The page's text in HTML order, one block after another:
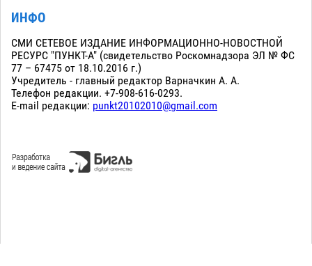
ИНФО
СМИ СЕТЕВОЕ ИЗДАНИЕ ИНФОРМАЦИОННО-НОВОСТНОЙ
РЕСУРС "ПУНКТ-А" (свидетельство Роскомнадзора ЭЛ № ФС
77 – 67475 от 18.10.2016 г.)
Учредитель - главный редактор Варначкин А. А.
Телефон редакции. +7-908-616-0293.
E-mail редакции: punkt20102010@gmail.com